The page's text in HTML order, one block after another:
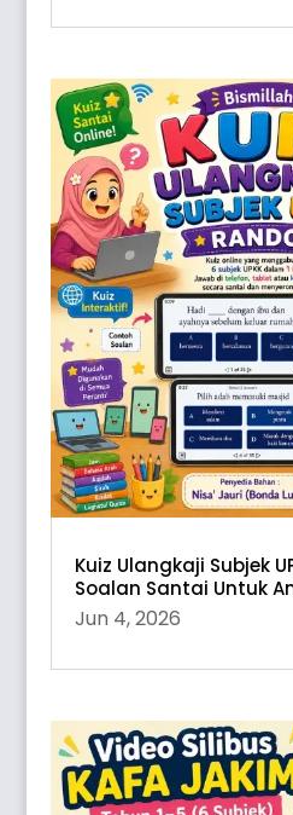
Kuiz Ulangkaji Subjek
Soalan Santai Untuk
Jun 4, 2026